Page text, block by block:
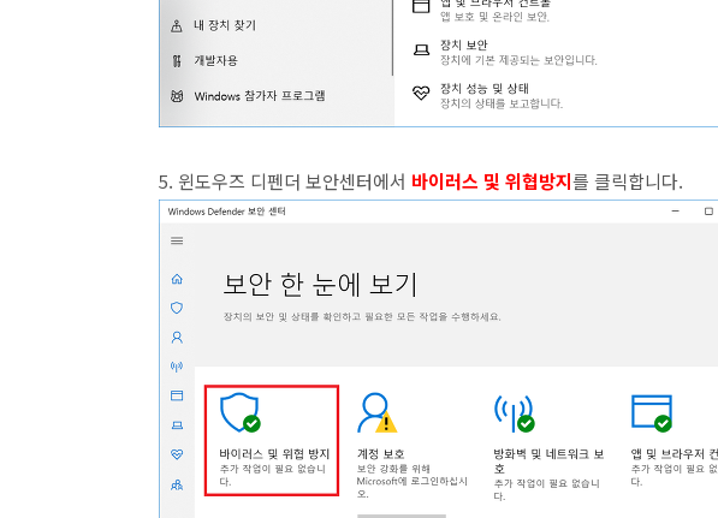
5. 윈도우즈 디펜더 보안센터에서 바이러스 및 위협방지를 클릭합니다.